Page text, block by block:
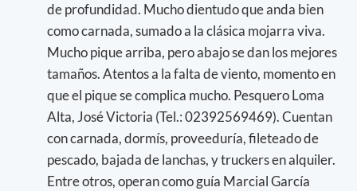
de profundidad. Mucho dientudo que anda bien
como carnada, sumado a la clásica mojarra viva.
Mucho pique arriba, pero abajo se dan los mejores
tamaños. Atentos a la falta de viento, momento en
que el pique se complica mucho. Pesquero Loma
Alta, José Victoria (Tel.: 02392569469). Cuentan
con carnada, dormís, proveeduría, fileteado de
pescado, bajada de lanchas, y truckers en alquiler.
Entre otros, operan como guía Marcial García